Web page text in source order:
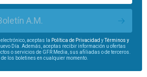
A.M.
aceptas la Política de Privacidad y
Términos y
Día. Además, aceptas recibir información u ofertas
o servicios de GFR Media, sus afiliadas o de terceros.
los boletines en cualquier momento.